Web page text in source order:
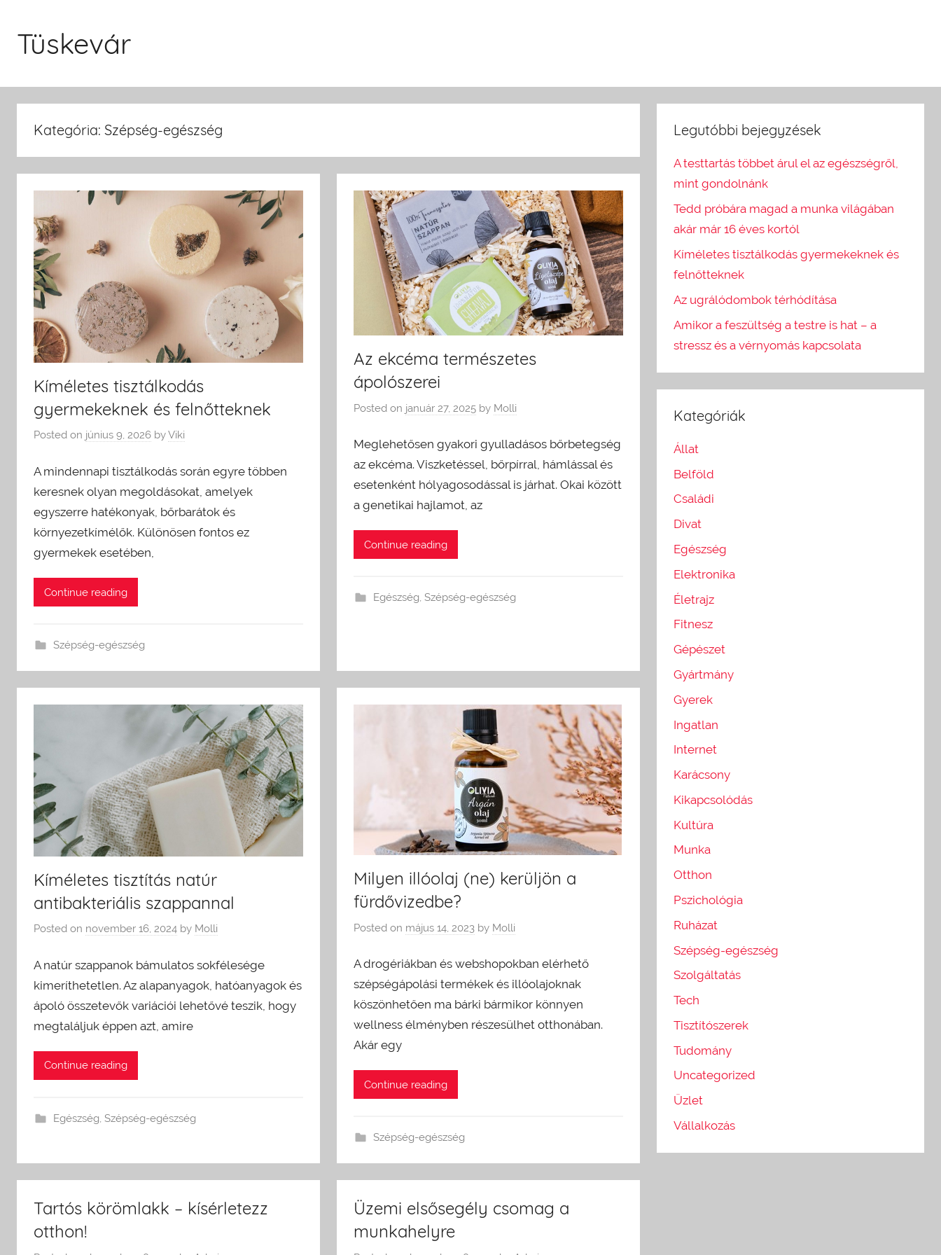
content
Tüskevár
Kategória: Szépség-egészség
Kíméletes tisztálkodás
gyermekeknek és felnőtteknek
Posted on június 9, 2026 byViki
A mindennapi tisztálkodás során egyre többen
keresnek olyan megoldásokat, amelyek
egyszerre hatékonyak, bőrbarátok és
környezetkímélők. Különösen fontos ez
gyermekek esetében,
Continue reading
Szépség-egészség
Az ekcéma természetes
ápolószerei
Posted on január 27, 2025 by Molli
Meglehetősen gyakori gyulladásos bőrbetegség
az ekcéma. Viszketéssel, bőrpírral, hámlással és
esetenként hólyagosodással is járhat. Okai között
a genetikai hajlamot, az
Continue reading
Egészség, Szépség-egészség
Kíméletes tisztítás natúr
antibakteriális szappannal
Posted on november 16, 2024 by Molli
A natúr szappanok bámulatos sokfélesége
kimeríthetetlen. Az alapanyagok, hatóanyagok és
ápoló összetevők variációi lehetővé teszik, hogy
megtaláljuk éppen azt, amire
Continue reading
Egészség, Szépség-egészség
Milyen illóolaj (ne) kerüljön a
fürdővizedbe?
Posted on május 14, 2023 by Molli
A drogériákban és webshopokban elérhető
szépségápolási termékek és illóolajoknak
köszönhetően ma bárki bármikor könnyen
wellness élményben részesülhet otthonában.
Akár egy
Continue reading
Szépség-egészség
Tartós körömlakk – kísérletezz
otthon!
Üzemi elsősegély csomag a
munkahelyre
Legutóbbi bejegyzések
A testtartás többet árul el az egészségről,
mint gondolnánk
Tedd próbára magad a munka világában
akár már 16 éves kortól
Kíméletes tisztálkodás gyermekeknek és
felnőtteknek
Az ugrálódombok térhódítása
Amikor a feszültség a testre is hat – a
stressz és a vérnyomás kapcsolata
Kategóriák
Állat
Belföld
Családi
Divat
Egészség
Elektronika
Életrajz
Fitnesz
Gépészet
Gyártmány
Gyerek
Ingatlan
Internet
Karácsony
Kikapcsolódás
Kultúra
Munka
Otthon
Pszichológia
Ruházat
Szépség-egészség
Szolgáltatás
Tech
Tisztítószerek
Tudomány
Uncategorized
Üzlet
Vállalkozás